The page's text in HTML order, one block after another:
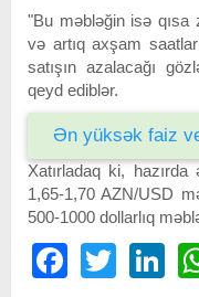
"Bu məbləğin isə qısa
və artıq axşam
satışın azalacağı
qeyd ediblər.
Ən yüksək faiz
Xatırladaq ki, hazırda
1,65-1,70 AZN/USD
500-1000 dollarlıq
FacebookTwitter